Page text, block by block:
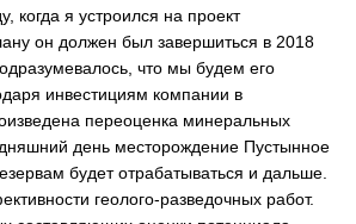
когда я устроился на проект
он должен был завершиться в 2018
что мы будем его
инвестициям компании в
переоценка минеральных
день месторождение Пустынное
будет отрабатываться и дальше.
геолого-разведочных работ.